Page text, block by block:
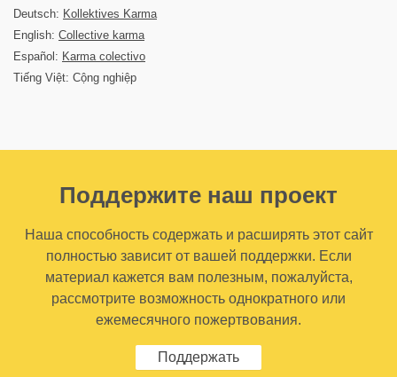
Deutsch: Kollektives Karma
English: Collective karma
Español: Karma colectivo
Tiếng Việt: Cộng nghiệp
Поддержите наш проект
Наша способность содержать и расширять этот сайт
полностью зависит от вашей поддержки. Если
материал кажется вам полезным, пожалуйста,
рассмотрите возможность однократного или
ежемесячного пожертвования.
Поддержать